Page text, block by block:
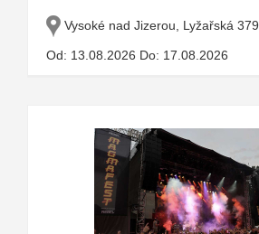
Vysoké nad Jizerou, Lyžařská 379
Od: 13.08.2026 Do: 17.08.2026